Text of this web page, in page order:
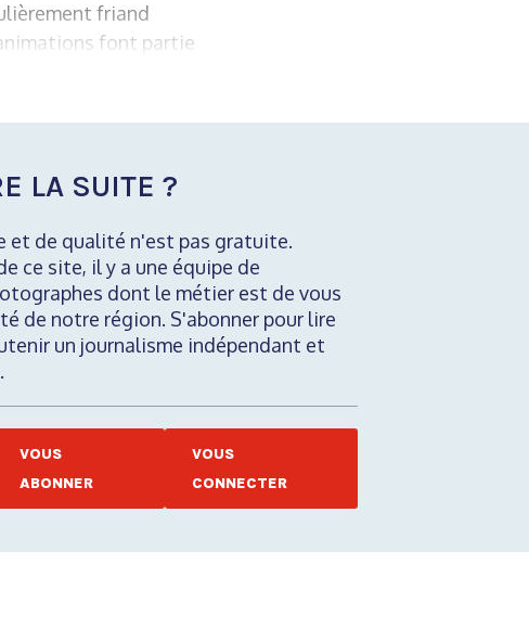
friand
font partie
LA SUITE ?
et de qualité n'est pas gratuite.
ce site, il y a une équipe de
dont le métier est de vous
de notre région. S'abonner pour lire
un journalisme indépendant et
VOUS
ABONNER
VOUS
CONNECTER